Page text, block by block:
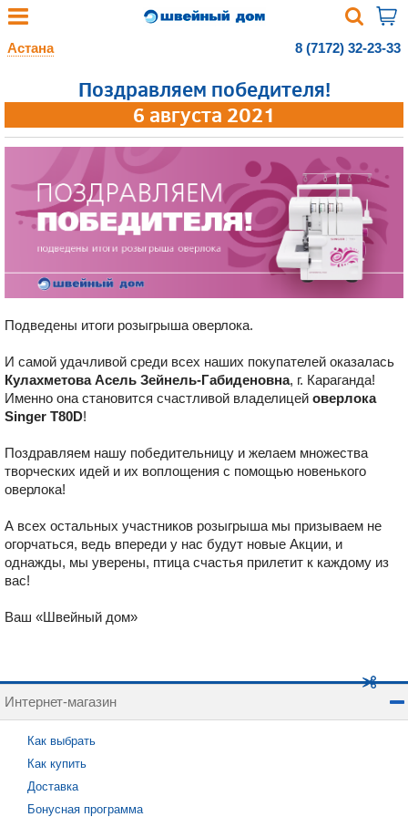
Астана 8 (7172) 32-23-33
Поздравляем победителя!
6 августа 2021
Подведены итоги розыгрыша оверлока.
И самой удачливой среди всех наших покупателей оказалась
Кулахметова Асель Зейнель-Габиденовна, г. Караганда!
Именно она становится счастливой владелицей оверлока
Singer T80D!
Поздравляем нашу победительницу и желаем множества
творческих идей и их воплощения с помощью новенького
оверлока!
А всех остальных участников розыгрыша мы призываем не
огорчаться, ведь впереди у нас будут новые Акции, и
однажды, мы уверены, птица счастья прилетит к каждому из
вас!
Ваш «Швейный дом»
Интернет-магазин
Как выбрать
Как купить
Доставка
Бонусная программа